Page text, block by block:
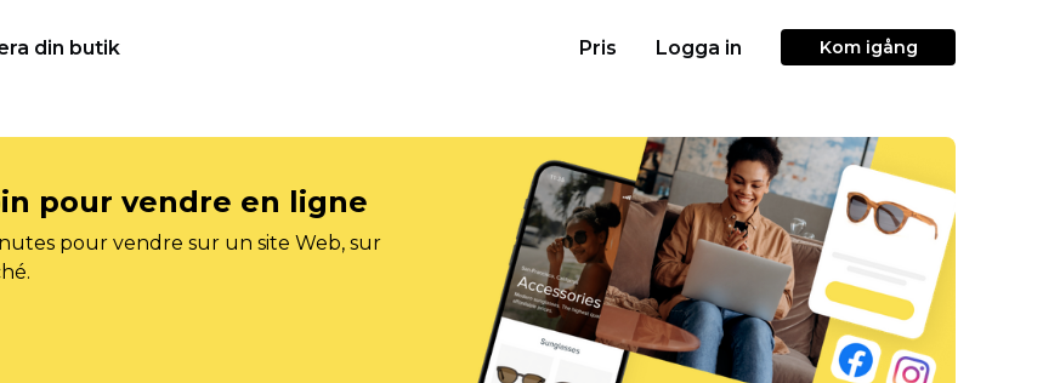
din butik Pris Logga in Kom igång
pour vendre en ligne
pour vendre sur un site Web, sur